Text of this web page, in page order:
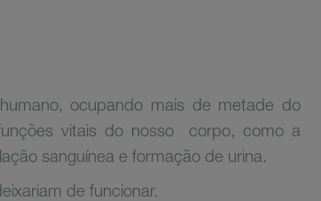
ocupando mais de metade do
vitais do nosso corpo, como a
sanguínea e formação de urina.
de funcionar.